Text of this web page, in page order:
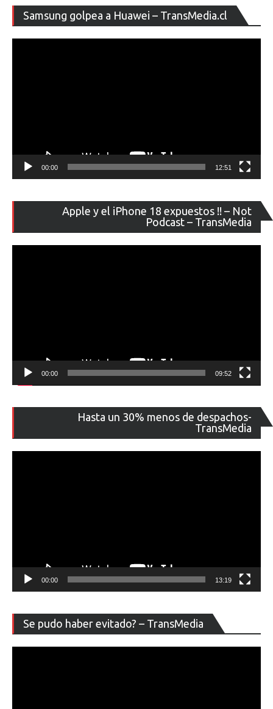
Samsung golpea a Huawei – TransMedia.cl
de
00:00 12:51
Apple y el iPhone 18 expuestos !! – Not
Podcast – TransMedia
de
00:00 09:52
Hasta un 30% menos de despachos-
TransMedia
de
00:00 13:19
Se pudo haber evitado? – TransMedia
de